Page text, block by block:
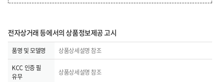
전자상거래 등에서의 상품정보제공 고시
품명 및 모델명
상품상세설명 참조
KCC 인증 필
유무
상품상세설명 참조